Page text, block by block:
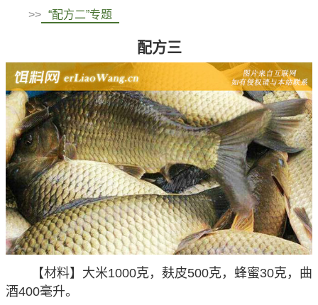
>> “配方二”专题
配方三
【材料】大米1000克，麸皮500克，蜂蜜30克，曲
酒400毫升。